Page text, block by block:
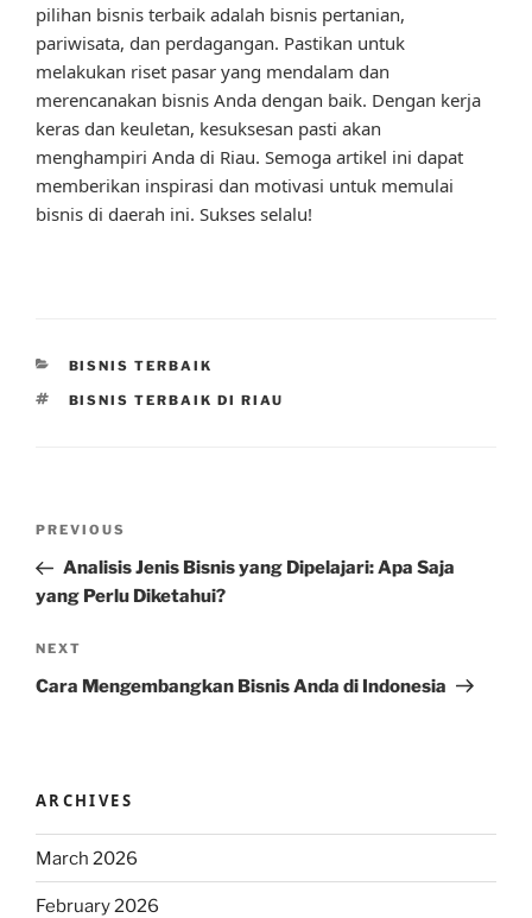
pilihan bisnis terbaik adalah bisnis pertanian,
pariwisata, dan perdagangan. Pastikan untuk
melakukan riset pasar yang mendalam dan
merencanakan bisnis Anda dengan baik. Dengan kerja
keras dan keuletan, kesuksesan pasti akan
menghampiri Anda di Riau. Semoga artikel ini dapat
memberikan inspirasi dan motivasi untuk memulai
bisnis di daerah ini. Sukses selalu!
CATEGORIES
BISNIS TERBAIK
TAGS
BISNIS TERBAIK DI RIAU
Previous
Post
PREVIOUS
Analisis Jenis Bisnis yang Dipelajari: Apa Saja
yang Perlu Diketahui?
Next
Post
NEXT
Cara Mengembangkan Bisnis Anda di Indonesia
ARCHIVES
March 2026
February 2026